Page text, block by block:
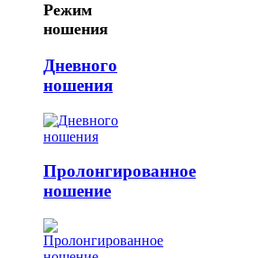
Режим
ношения
Дневного
ношения
Пролонгированное
ношение